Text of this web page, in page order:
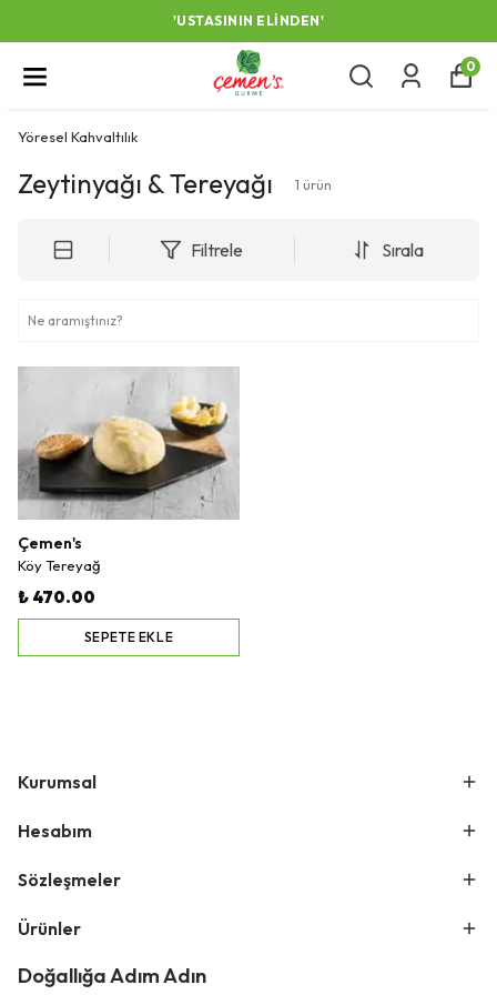
'USTASININ ELINDEN'
0
Yöresel Kahvaltılık
Zeytinyağı & Tereyağı 1 ürün
Filtrele Sırala
Çemen's
Köy Tereyağ
₺ 470.00
SEPETE EKLE
Kurumsal
Hesabım
Sözleşmeler
Ürünler
Doğallığa Adım Adın